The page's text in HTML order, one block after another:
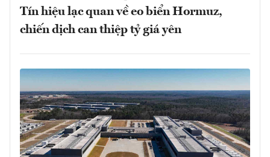
Tín hiệu lạc quan về eo biển Hormuz,
chiến dịch can thiệp tỷ giá yên